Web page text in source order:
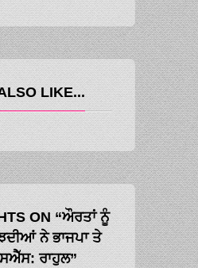
LIKE...
ON “ਔਰਤਾਂ ਨੂੰ
ਨੇ ਭਾਜਪਾ ਤੇ
ਰਾਹੁਲ”